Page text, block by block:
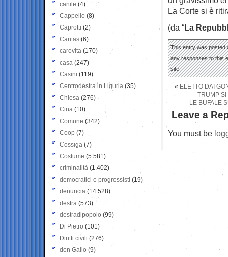
La Corte si è
(da “La
This entry was posted
any responses to this
site.
« ELETTO DAI
TRUMP
LE BUFALE
Leave a
You must be
canile (4)
Cappello (8)
Caprotti (2)
Caritas (6)
carovita (170)
casa (247)
Casini (119)
Centrodestra in Liguria (35)
Chiesa (276)
Cina (10)
Comune (342)
Coop (7)
Cossiga (7)
Costume (5.581)
criminalità (1.402)
democratici e progressisti (19)
denuncia (14.528)
destra (573)
destradipopolo (99)
Di Pietro (101)
Diritti civili (276)
don Gallo (9)